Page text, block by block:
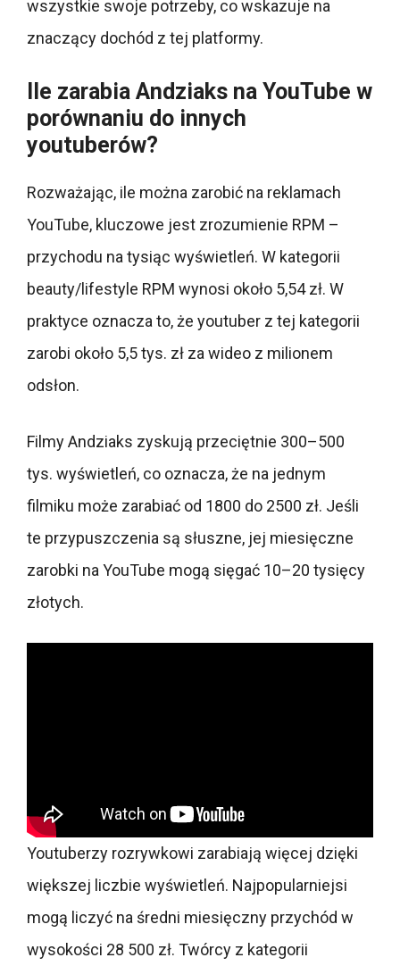
wszystkie swoje potrzeby, co wskazuje na
znaczący dochód z tej platformy.
Ile zarabia Andziaks na YouTube w
porównaniu do innych
youtuberów?
Rozważając, ile można zarobić na reklamach
YouTube, kluczowe jest zrozumienie RPM –
przychodu na tysiąc wyświetleń. W kategorii
beauty/lifestyle RPM wynosi około 5,54 zł. W
praktyce oznacza to, że youtuber z tej kategorii
zarobi około 5,5 tys. zł za wideo z milionem
odsłon.
Filmy Andziaks zyskują przeciętnie 300–500
tys. wyświetleń, co oznacza, że na jednym
filmiku może zarabiać od 1800 do 2500 zł. Jeśli
te przypuszczenia są słuszne, jej miesięczne
zarobki na YouTube mogą sięgać 10–20 tysięcy
złotych.
Youtuberzy rozrywkowi zarabiają więcej dzięki
większej liczbie wyświetleń. Najpopularniejsi
mogą liczyć na średni miesięczny przychód w
wysokości 28 500 zł. Twórcy z kategorii